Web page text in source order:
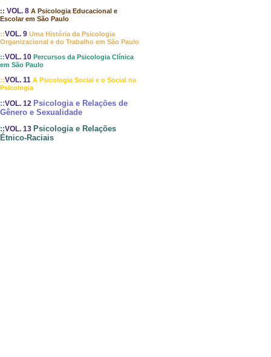
:: VOL. 8 A Psicologia Educacional e
Escolar em São Paulo
::VOL. 9 Uma História da Psicologia
Organizacional e do Trabalho em São Paulo
::VOL. 10 Percursos da Psicologia Clínica
em São Paulo
::VOL. 11 A Psicologia Social e o Social na
Psicologia
::VOL. 12 Psicologia e Relações de
Gênero e Sexualidade
::VOL. 13 Psicologia e Relações
Étnico-Raciais